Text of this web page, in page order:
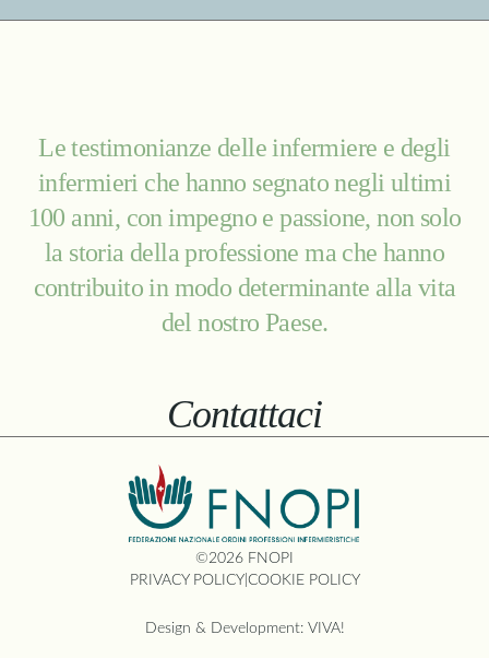
Le testimonianze delle infermiere e degli
infermieri che hanno segnato negli ultimi
100 anni, con impegno e passione, non solo
la storia della professione ma che hanno
contribuito in modo determinante alla vita
del nostro Paese.
Contattaci
©2026 FNOPI
PRIVACY POLICY| COOKIE POLICY
Design & Development: VIVA!